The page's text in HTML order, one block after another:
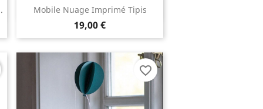
Mobile Nuage Imprimé Tipis
19,00 €
Aperçu rapide
favorite_border